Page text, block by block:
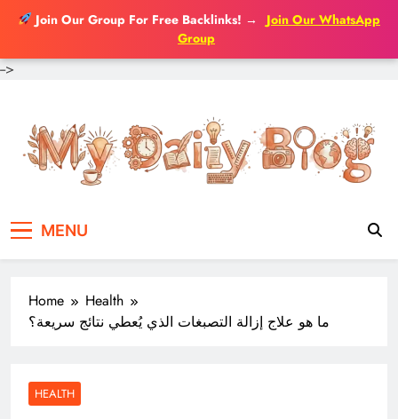
Join Our Group For Free Backlinks! →
Join Our WhatsApp
Group
-->
content
MENU
Home
Health
ما هو علاج إزالة التصبغات الذي يُعطي نتائج سريعة؟
HEALTH